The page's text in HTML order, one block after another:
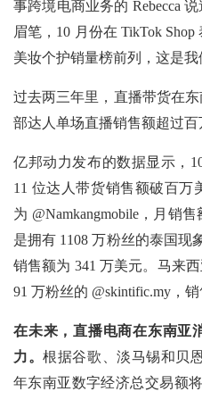
事跨境电商业务的 Rebecca
眉笔，10 月份在 TikTok
美妆个护销量榜前列，这是我
过去两三年里，直播带货在
部达人单场直播销售额超过百
亿邦动力发布的数据显示，
11 位达人带货销售额破百万
为 @Namkangmobile，月销
是拥有 1108 万粉丝的泰国现
销售额为 341 万美元。马来
91 万粉丝的 @skintific.my，销
在未来，直播电商在东南亚
力。根据谷歌、淡马锡和贝
年东南亚数字经济总交易额